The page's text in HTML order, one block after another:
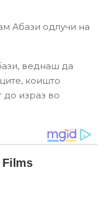
Абази одлучи на
веднаш да
коишто
до израз во